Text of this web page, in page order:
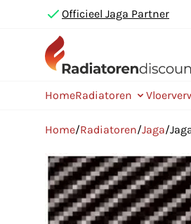
Officieel Jaga Partner
HomeRadiatoren
Home/Radiatoren/Jaga/